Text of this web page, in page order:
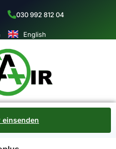
030 992 812 04
English
einsenden